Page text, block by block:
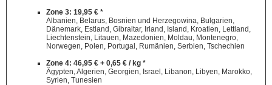
Zone 3: 19,95 € *
Albanien, Belarus, Bosnien und Herzegowina, Bulgarien,
Dänemark, Estland, Gibraltar, Irland, Island, Kroatien, Lettland,
Liechtenstein, Litauen, Mazedonien, Moldau, Montenegro,
Norwegen, Polen, Portugal, Rumänien, Serbien, Tschechien
Zone 4: 46,95 € + 0,65 € / kg *
Ägypten, Algerien, Georgien, Israel, Libanon, Libyen, Marokko,
Syrien, Tunesien